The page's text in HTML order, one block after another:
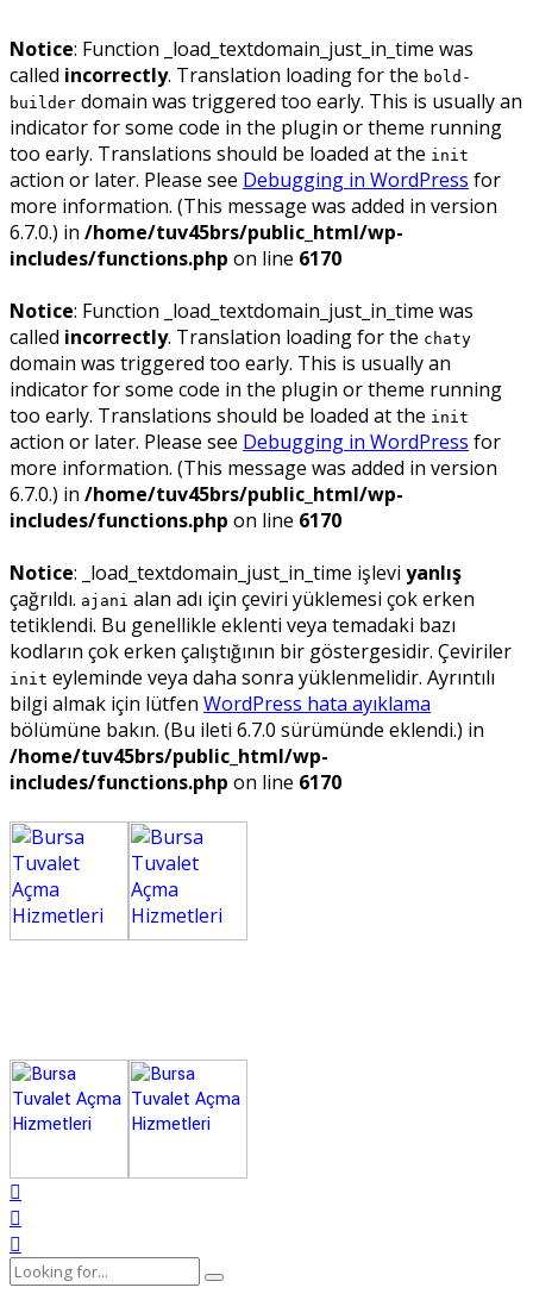
Notice: Function _load_textdomain_just_in_time was
called incorrectly. Translation loading for the bold-
builder domain was triggered too early. This is usually an
indicator for some code in the plugin or theme running
too early. Translations should be loaded at the init
action or later. Please see Debugging in WordPress for
more information. (This message was added in version
6.7.0.) in /home/tuv45brs/public_html/wp-
includes/functions.php on line 6170
Notice: Function _load_textdomain_just_in_time was
called incorrectly. Translation loading for the chaty
domain was triggered too early. This is usually an
indicator for some code in the plugin or theme running
too early. Translations should be loaded at the init
action or later. Please see Debugging in WordPress for
more information. (This message was added in version
6.7.0.) in /home/tuv45brs/public_html/wp-
includes/functions.php on line 6170
Notice: _load_textdomain_just_in_time işlevi yanlış
çağrıldı. ajani alan adı için çeviri yüklemesi çok erken
tetiklendi. Bu genellikle eklenti veya temadaki bazı
kodların çok erken çalıştığının bir göstergesidir. Çeviriler
init eyleminde veya daha sonra yüklenmelidir. Ayrıntılı
bilgi almak için lütfen WordPress hata ayıklama
bölümüne bakın. (Bu ileti 6.7.0 sürümünde eklendi.) in
/home/tuv45brs/public_html/wp-
includes/functions.php on line 6170